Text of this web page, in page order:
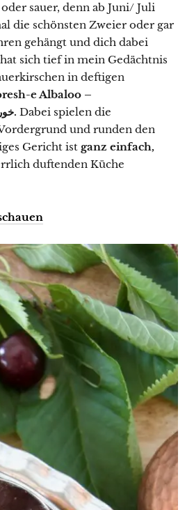
sauer, denn ab Juni/ Juli
die schönsten Zweier oder gar
gehängt und dich dabei
sich tief in mein Gedächtnis
in deftigen
e Albaloo –
Lammhackbällchen in Sauerkirschsauce خورش آلبالو. Dabei spielen die
und runden den
Gericht ist ganz einfach,
duftenden Küche
kleine Portion
in deinem Postfach?
bist du 1–2 Mal pro Woche
meinen neuesten Rezepten,
den Alltag in der Küche, reichlich
und Infos über Aktionen &